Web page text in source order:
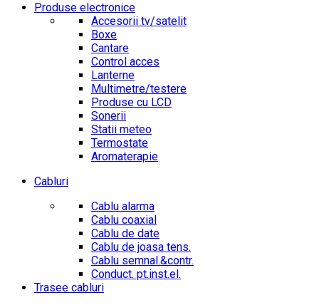
Produse electronice
Accesorii tv/satelit
Boxe
Cantare
Control acces
Lanterne
Multimetre/testere
Produse cu LCD
Sonerii
Statii meteo
Termostate
Aromaterapie
Cabluri
Cablu alarma
Cablu coaxial
Cablu de date
Cablu de joasa tens.
Cablu semnal.&contr.
Conduct. pt.inst.el.
Trasee cabluri